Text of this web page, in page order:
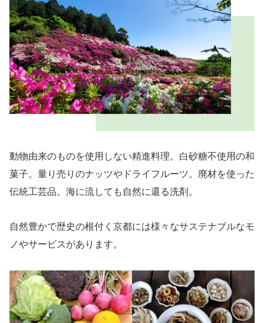
動物由来のものを使用しない精進料理。白砂糖不使用の和
菓子。量り売りのナッツやドライフルーツ。廃材を使った
伝統工芸品。海に流しても自然に還る洗剤。
自然豊かで歴史の根付く京都には様々なサステナブルなモ
ノやサービスがあります。